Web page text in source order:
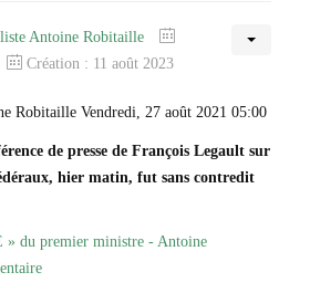
Antoine Robitaille
Création : 11 août 2023
Robitaille Vendredi, 27 août 2021 05:00
de presse de François Legault sur
hier matin, fut sans contredit
du premier ministre - Antoine